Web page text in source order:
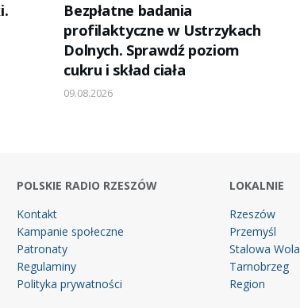
Bezpłatne badania
profilaktyczne w Ustrzykach
Dolnych. Sprawdź poziom
cukru i skład ciała
09.08.2026
POLSKIE RADIO RZESZÓW
Kontakt
Kampanie społeczne
Patronaty
Regulaminy
Polityka prywatności
LOKALNIE
Rzeszów
Przemyśl
Stalowa Wola
Tarnobrzeg
Region